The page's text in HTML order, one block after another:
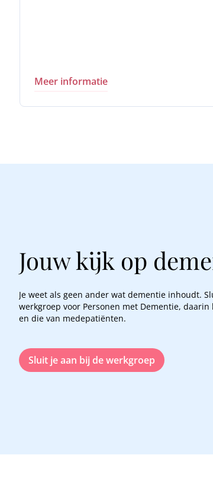
Meer informatie
Jouw kijk op
Je weet als geen ander wat dementie inhoudt.
werkgroep voor Personen met Dementie,
en die van medepatiënten.
Sluit je aan bij de werkgroep